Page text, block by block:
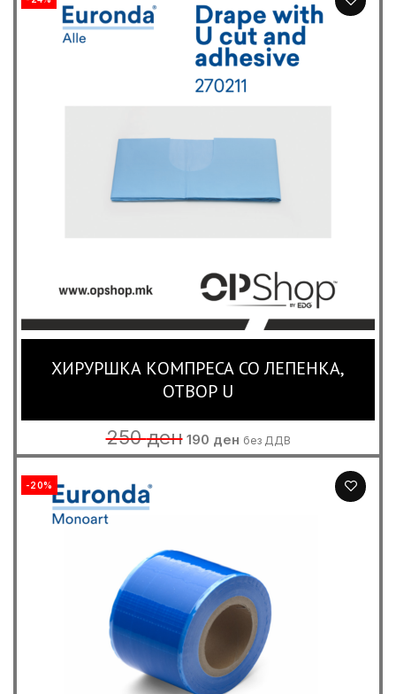
ХИРУРШКА КОМПРЕСА СО ЛЕПЕНКА,
ОТВОР U
250ден Original
price
190 ден Current
price
без ДДВ
-20%